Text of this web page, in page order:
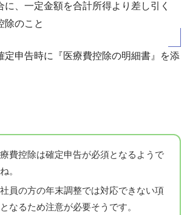
に、一定金額を合計所得より差し引く
除のこと
申告時に『医療費控除の明細書』を添
費控除は確定申告が必須となるようで
。
員の方の年末調整では対応できない項
なるため注意が必要そうです。